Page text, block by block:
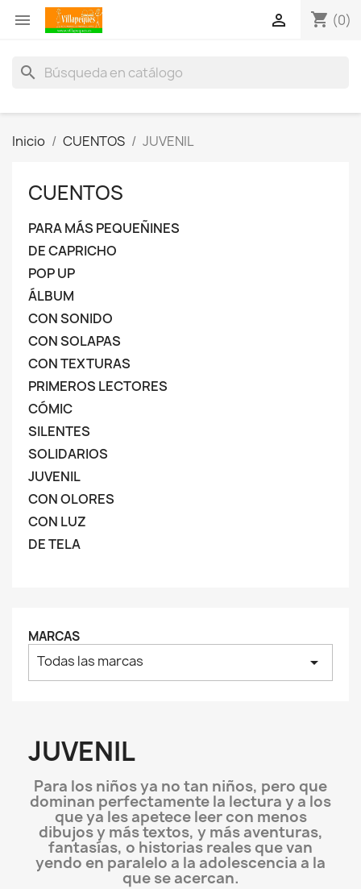
 shopping_cart (0)

search
Inicio CUENTOS JUVENIL
CUENTOS
PARA MÁS PEQUEÑINES
DE CAPRICHO
POP UP
ÁLBUM
CON SONIDO
CON SOLAPAS
CON TEXTURAS
PRIMEROS LECTORES
CÓMIC
SILENTES
SOLIDARIOS
JUVENIL
CON OLORES
CON LUZ
DE TELA
MARCAS
Todas las marcas arrow_drop_down
JUVENIL
Para los niños ya no tan niños, pero que
dominan perfectamente la lectura y a los
que ya les apetece leer con menos
dibujos y más textos, y más aventuras,
fantasías, o historias reales que van
yendo en paralelo a la adolescencia a la
que se acercan.